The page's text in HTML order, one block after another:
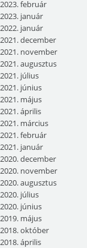
2023. február
2023. január
2022. január
2021. december
2021. november
2021. augusztus
2021. július
2021. június
2021. május
2021. április
2021. március
2021. február
2021. január
2020. december
2020. november
2020. augusztus
2020. július
2020. június
2019. május
2018. október
2018. április